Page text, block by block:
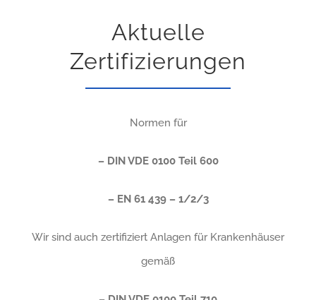
Aktuelle
Zertifizierungen
Normen für
– DIN VDE 0100 Teil 600
– EN 61 439 – 1/2/3
Wir sind auch zertifiziert Anlagen für Krankenhäuser
gemäß